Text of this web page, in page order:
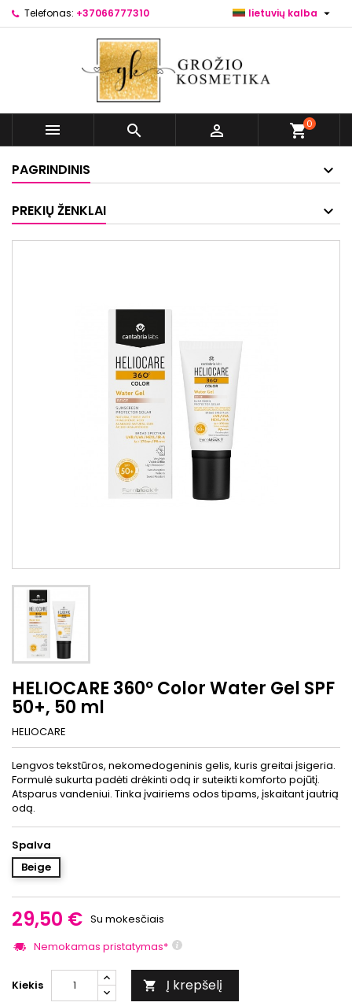
Telefonas: +37066777310 lietuvių kalba 
   shopping_cart0
PAGRINDINIS
PREKIŲ ŽENKLAI
HELIOCARE 360º Color Water Gel SPF
50+, 50 ml
HELIOCARE
Lengvos tekstūros, nekomedogeninis gelis, kuris greitai įsigeria.
Formulė sukurta padėti drėkinti odą ir suteikti komforto pojūtį.
Atsparus vandeniui. Tinka įvairiems odos tipams, įskaitant jautrią
odą.
Spalva
Beige
29,50 € Su mokesčiais
Nemokamas pristatymas*
Kiekis  Į krepšelį